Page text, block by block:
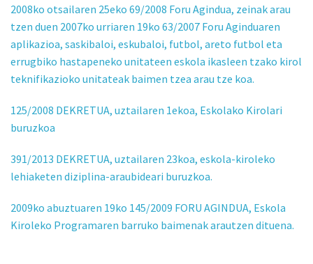
2008ko otsailaren 25eko 69/2008 Foru Agindua, zeinak arau
tzen duen 2007ko urriaren 19ko 63/2007 Foru Aginduaren
aplikazioa, saskibaloi, eskubaloi, futbol, areto futbol eta
errugbiko hastapeneko unitateen eskola ikasleen tzako kirol
teknifikazioko unitateak baimen tzea arau tze koa.
125/2008 DEKRETUA, uztailaren 1ekoa, Eskolako Kirolari
buruzkoa
391/2013 DEKRETUA, uztailaren 23koa, eskola-kiroleko
lehiaketen diziplina-araubideari buruzkoa.
2009ko abuztuaren 19ko 145/2009 FORU AGINDUA, Eskola
Kiroleko Programaren barruko baimenak arautzen dituena.